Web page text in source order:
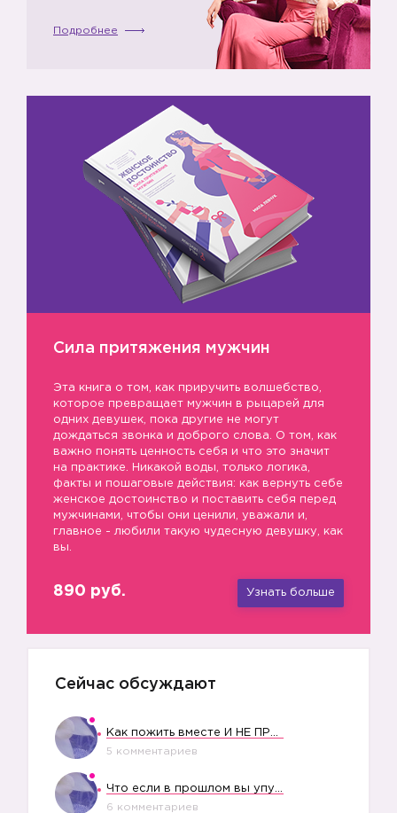
Подробнее
Сила притяжения мужчин
Эта книга о том, как приручить волшебство,
которое превращает мужчин в рыцарей для
одних девушек, пока другие не могут
дождаться звонка и доброго слова. О том, как
важно понять ценность себя и что это значит
на практике. Никакой воды, только логика,
факты и пошаговые действия: как вернуть себе
женское достоинство и поставить себя перед
мужчинами, чтобы они ценили, уважали и,
главное - любили такую чудесную девушку, как
вы.
890 руб. Узнать больше
Сейчас обсуждают
5 комментариев
6 комментариев